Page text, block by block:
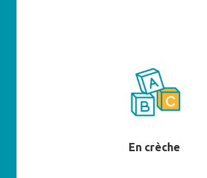
En crèche
En savoir plus